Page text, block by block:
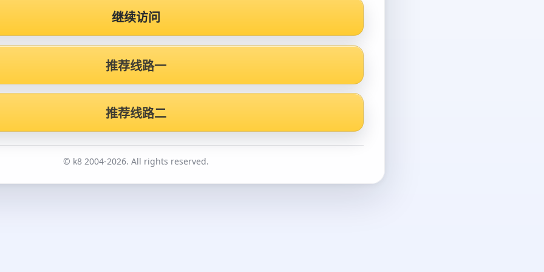
继续访问
推荐线路一
推荐线路二
© k8 2004-2026. All rights reserved.